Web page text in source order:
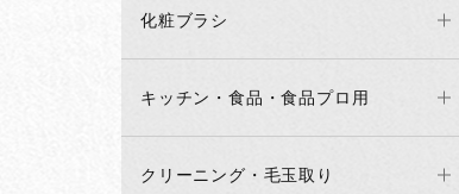
化粧ブラシ
キッチン・食品・食品プロ用
クリーニング・毛玉取り